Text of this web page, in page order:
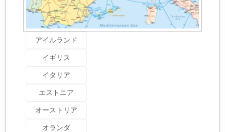
アイルランド
イギリス
イタリア
エストニア
オーストリア
オランダ